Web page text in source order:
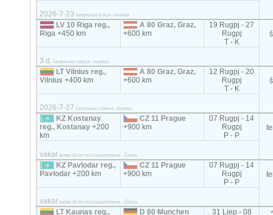
2026-7-23 šaldytuvas Estija - Austrija
LV 10 Riga reg.,
Riga+450 km
A 80 Graz, Graz,
+600 km
19 Rugpj - 27
Rugpj
T - K
3 d. šaldytuvas Latvija - Austrija
LT Vilnius reg.,
Vilnius+400 km
A 80 Graz, Graz,
+600 km
12 Rugpj - 20
Rugpj
T - K
2026-7-27 šaldytuvas Lietuva - Austrija
KZ Kostanay
reg., Kostanay+200
km
CZ 11 Prague
+900 km
07 Rugpj - 14
Rugpj
P - P
vakar tentas 82-92 m3 Kazachstanas - Čekija
KZ Pavlodar reg.,
Pavlodar+200 km
CZ 11 Prague
+900 km
07 Rugpj - 14
Rugpj
P - P
vakar tentas 82-92 m3 Kazachstanas - Čekija
LT Kaunas reg.,
D 80 Munchen
31 Liep - 08